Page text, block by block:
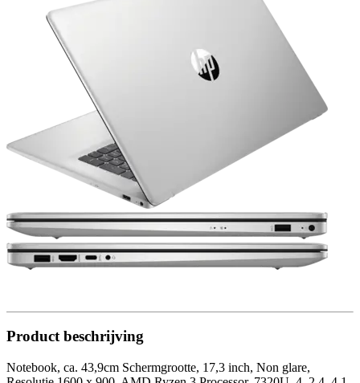
Product beschrijving
Notebook, ca. 43,9cm Schermgrootte, 17,3 inch, Non glare,